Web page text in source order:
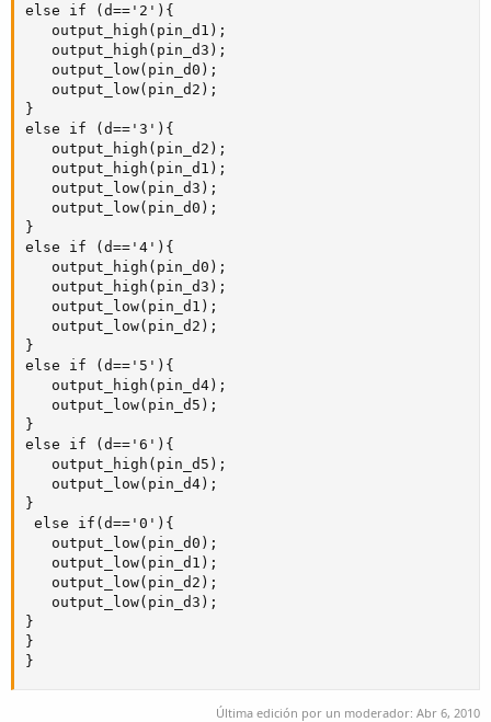
else if (d=='2'){
   output_high(pin_d1);
   output_high(pin_d3);
   output_low(pin_d0);
   output_low(pin_d2);
}
else if (d=='3'){
   output_high(pin_d2);
   output_high(pin_d1);
   output_low(pin_d3);
   output_low(pin_d0);
}
else if (d=='4'){
   output_high(pin_d0);
   output_high(pin_d3);
   output_low(pin_d1);
   output_low(pin_d2);
}
else if (d=='5'){
   output_high(pin_d4);
   output_low(pin_d5);
}
else if (d=='6'){
   output_high(pin_d5);
   output_low(pin_d4);
}
else if(d=='0'){
   output_low(pin_d0);
   output_low(pin_d1);
   output_low(pin_d2);
   output_low(pin_d3);
}
}
}
Última edición por un moderador: Abr 6, 2010